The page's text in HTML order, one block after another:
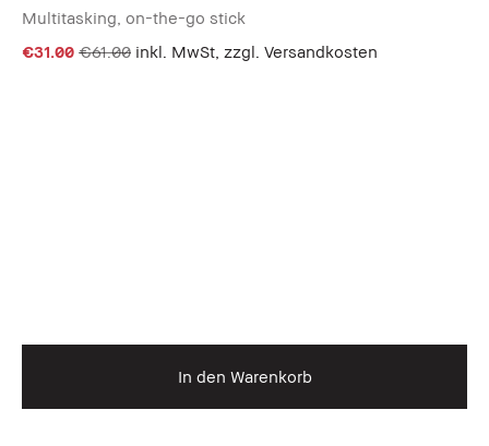
Multitasking, on-the-go stick
€31.00 €61.00 inkl. MwSt, zzgl. Versandkosten
In den Warenkorb